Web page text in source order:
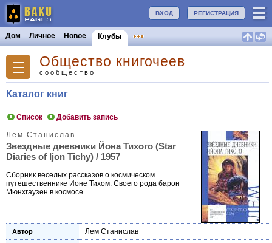
РЕГИСТРАЦИЯ
ВХОД
Дом Личное Новое Клубы
Общество книгочеев
сообщество
Каталог книг
Список Добавить запись
Лем Станислав
Звездные дневники Йона Тихого (Star
Diaries of Ijon Tichy) / 1957
Сборник веселых рассказов о космическом
путешественнике Ионе Тихом. Своего рода барон
Мюнхгаузен в космосе.
Автор Лем Станислав